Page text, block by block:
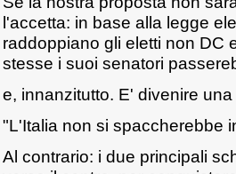
l'accetta: in base alla legge
raddoppiano gli eletti non DC
stesse i suoi senatori
e, innanzitutto. E' divenire
"L'Italia non si spaccherebbe
Al contrario: i due principali